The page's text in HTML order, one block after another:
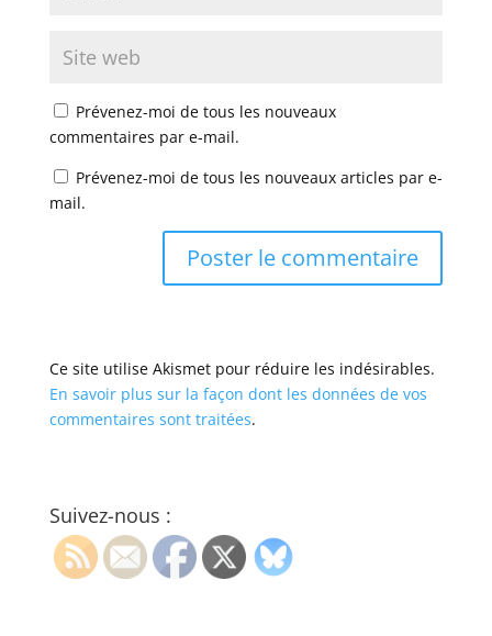
Prévenez-moi de tous les nouveaux
commentaires par e-mail.
Prévenez-moi de tous les nouveaux articles par e-
mail.
Ce site utilise Akismet pour réduire les indésirables.
En savoir plus sur la façon dont les données de vos
commentaires sont traitées.
Suivez-nous :